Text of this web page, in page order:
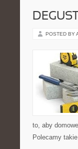
POSTED BY
to, aby
Polecamy